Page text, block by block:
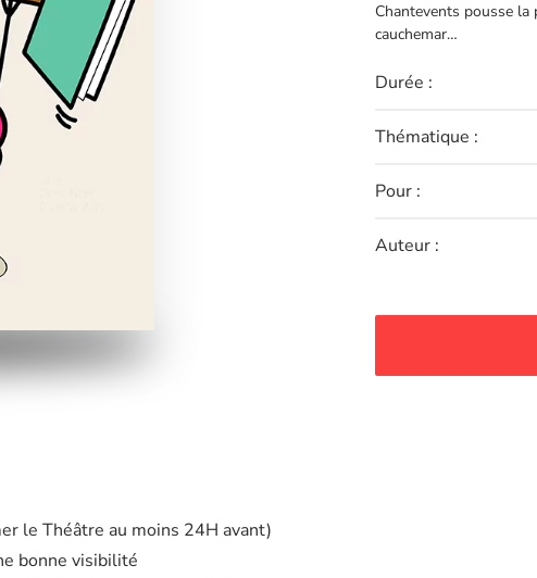
Chantevents pousse
cauchemar…
Durée :
Thématique :
Pour :
Auteur :
le Théâtre au moins 24H avant)
bonne visibilité